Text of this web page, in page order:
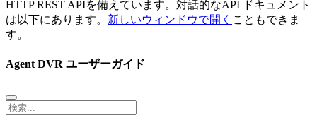
HTTP REST APIを備えています。対話的なAPI ドキュメント
は以下にあります。 新しいウィンドウで開く こともできま
す。
Agent DVR ユーザーガイド